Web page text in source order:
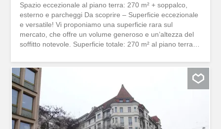
Spazio eccezionale al piano terra: 270 m² + soppalco,
esterno e parcheggi Da scoprire – Superficie eccezionale
e versatile! Vi proponiamo una superficie rara sul
mercato, che offre un volume generoso e un’altezza del
soffitto notevole. Superficie totale: 270 m² al piano terra +
auto privati. Situata al piano terra, questa superficie gode
di un’eccezionale luminosità naturale e di un accesso a
livello del terreno, che garantisce un comfort d’uso
ottimale. Caratteristiche principali: Luminosità notevole –
luce diurna su tutta la superficie Grandi porte sezionali
che facilitano l’accesso Uffici arredati e WC privati
Superficie esterna privata 4 posti auto esterni privati